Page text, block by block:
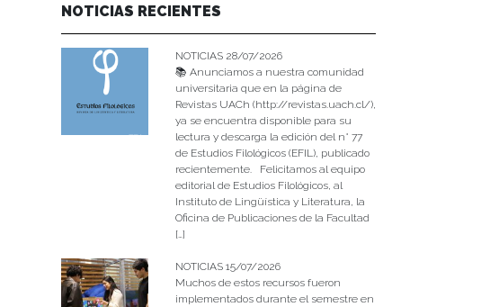
NOTICIAS RECIENTES
NOTICIAS 28/07/2026
📚 Anunciamos a nuestra comunidad
universitaria que en la página de
Revistas UACh (http://revistas.uach.cl/),
ya se encuentra disponible para su
lectura y descarga la edición del n° 77
de Estudios Filológicos (EFIL), publicado
recientemente. Felicitamos al equipo
editorial de Estudios Filológicos, al
Instituto de Lingüística y Literatura, la
Oficina de Publicaciones de la Facultad
[…]
NOTICIAS 15/07/2026
Muchos de estos recursos fueron
implementados durante el semestre en